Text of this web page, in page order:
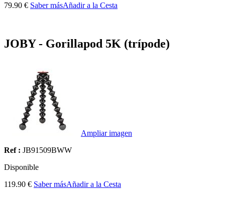
79.90 € Saber másAñadir a la Cesta
JOBY - Gorillapod 5K (trípode)
Ampliar imagen
Ref : JB91509BWW
Disponible
119.90 € Saber másAñadir a la Cesta